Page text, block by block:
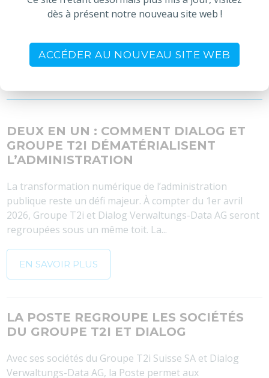
dès à présent notre nouveau site web !
ACCÉDER AU NOUVEAU SITE WEB
les exercer sont mentionnés dans notredéclaration de protection des données
DERNIÈRES ACTUALITÉS
DEUX EN UN : COMMENT DIALOG ET
GROUPE T2I DÉMATÉRIALISENT
L’ADMINISTRATION
La transformation numérique de l’administration
publique reste un défi majeur. À compter du 1er avril
2026, Groupe T2i et Dialog Verwaltungs-Data AG seront
regroupées sous un même toit. La...
EN SAVOIR PLUS
LA POSTE REGROUPE LES SOCIÉTÉS
DU GROUPE T2I ET DIALOG
Avec ses sociétés du Groupe T2i Suisse SA et Dialog
Verwaltungs-Data AG, la Poste permet aux